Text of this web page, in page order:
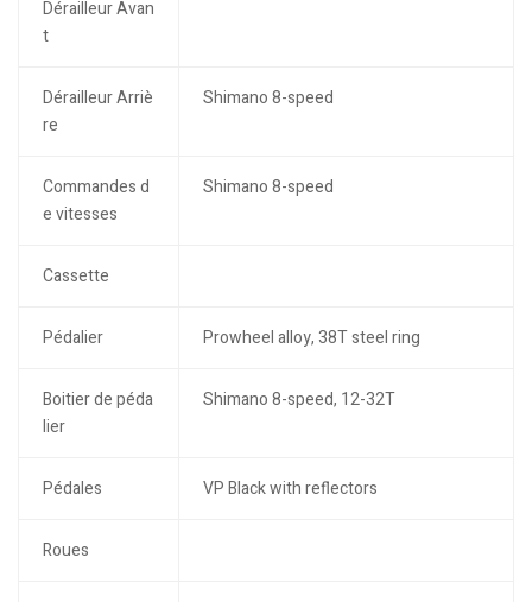
Dérailleur Avan
t
Dérailleur Arriè
re
Shimano 8-speed
Commandes d
e vitesses
Shimano 8-speed
Cassette
Pédalier Prowheel alloy, 38T steel ring
Boitier de péda
lier
Shimano 8-speed, 12-32T
Pédales VP Black with reflectors
Roues